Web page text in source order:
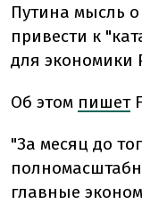
Путина мысль
привести к
для экономики
Об этом пишет
"За месяц до
главные